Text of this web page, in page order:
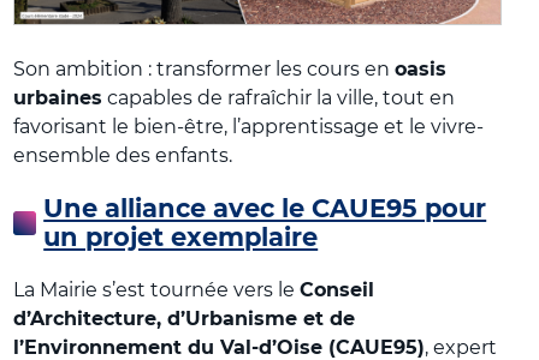
Son ambition : transformer les cours enoasis
urbaines capables de rafraîchir la ville, tout en
favorisant le bien-être, l’apprentissage et le vivre-
ensemble des enfants.
Une alliance avec le CAUE95 pour
un projet exemplaire
La Mairie s’est tournée vers leConseil
d’Architecture, d’Urbanisme et de
l’Environnement du Val-d’Oise (CAUE95), expert